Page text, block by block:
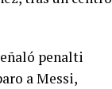
penalti
a Messi,